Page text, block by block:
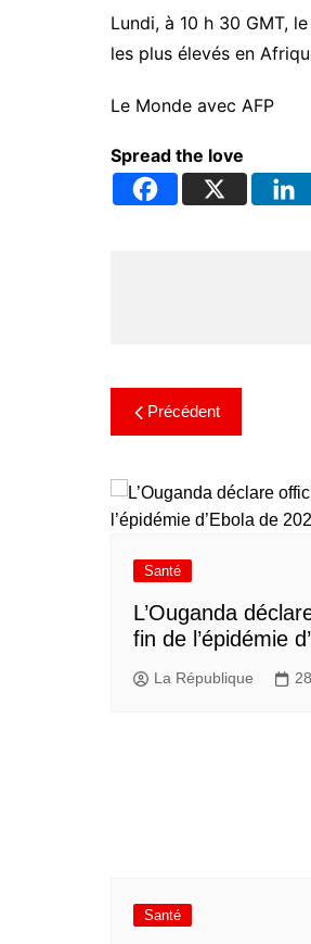
Lundi, à 10 h 30 GMT,
les plus élevés en
Le Monde avec AFP
Spread the love
Précédent
Santé
L’Ouganda
fin de l’épidémie
La République
Santé